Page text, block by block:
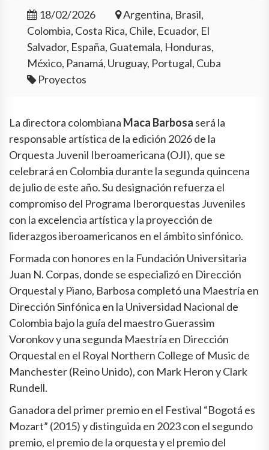
18/02/2026
Argentina, Brasil,
Colombia, Costa Rica, Chile, Ecuador, El
Salvador, España, Guatemala, Honduras,
México, Panamá, Uruguay, Portugal, Cuba
Proyectos
La directora colombiana Maca Barbosa será la
responsable artística de la edición 2026 de la
Orquesta Juvenil Iberoamericana (OJI), que se
celebrará en Colombia durante la segunda quincena
de julio de este año. Su designación refuerza el
compromiso del Programa Iberorquestas Juveniles
con la excelencia artística y la proyección de
liderazgos iberoamericanos en el ámbito sinfónico.
Formada con honores en la Fundación Universitaria
Juan N. Corpas, donde se especializó en Dirección
Orquestal y Piano, Barbosa completó una Maestría en
Dirección Sinfónica en la Universidad Nacional de
Colombia bajo la guía del maestro Guerassim
Voronkov y una segunda Maestría en Dirección
Orquestal en el Royal Northern College of Music de
Manchester (Reino Unido), con Mark Heron y Clark
Rundell.
Ganadora del primer premio en el Festival “Bogotá es
Mozart” (2015) y distinguida en 2023 con el segundo
premio, el premio de la orquesta y el premio del